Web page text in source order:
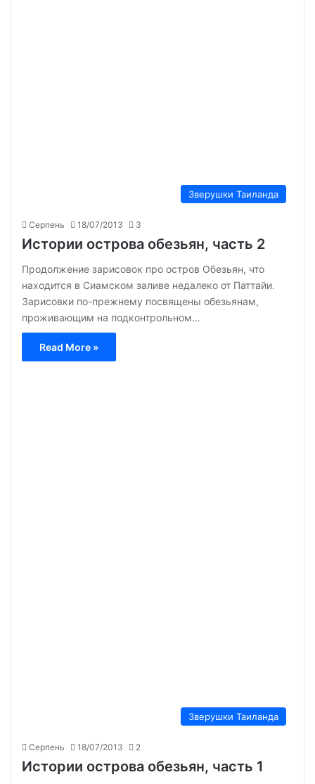
Зверушки Таиланда
Серпень 18/07/2013 3
Истории острова обезьян, часть 2
Продолжение зарисовок про остров Обезьян, что
находится в Сиамском заливе недалеко от Паттайи.
Зарисовки по-прежнему посвящены обезьянам,
проживающим на подконтрольном…
Read More »
Зверушки Таиланда
Серпень 18/07/2013 2
Истории острова обезьян, часть 1